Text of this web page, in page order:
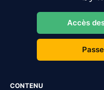
Accès
CONTENU